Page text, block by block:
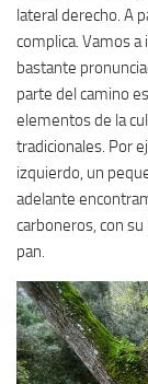
lateral derecho. A
complica. Vamos
bastante
parte del camino
elementos de la
tradicionales. Por
izquierdo, un
adelante
carboneros, con su
pan.